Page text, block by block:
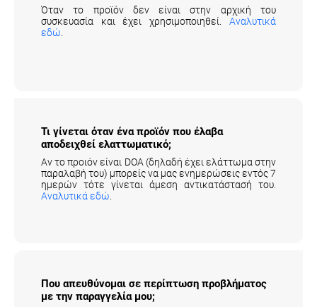
Όταν το προϊόν δεν είναι στην αρχική του
συσκευασία και έχει χρησιμοποιηθεί.
Αναλυτικά
εδώ
Τι γίνεται όταν ένα προϊόν που έλαβα
αποδειχθεί ελαττωματικό;
Αν το προιόν είναι DOA (δηλαδή έχει ελάττωμα στην
παραλαβή του) μπορείς να μας ενημερώσεις εντός 7
ημερών τότε γίνεται άμεση αντικατάστασή του.
Αναλυτικά εδώ
Που απευθύνομαι σε περίπτωση προβλήματος
με την παραγγελία μου;